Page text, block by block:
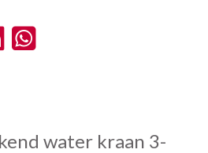
water kraan 3-